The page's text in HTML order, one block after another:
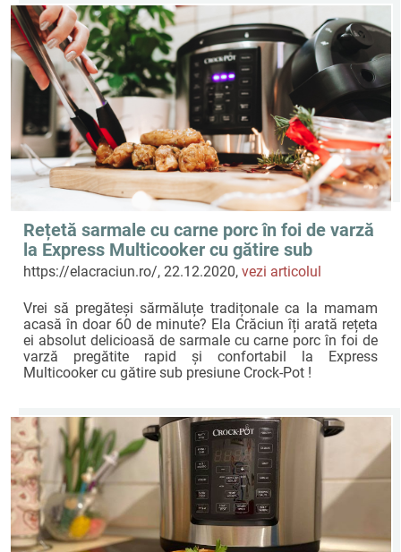
Rețetă sarmale cu carne porc în foi de varză
la Express Multicooker cu gătire sub
presiune Crock-Pot by Ela Crăciun
https://elacraciun.ro/, 22.12.2020,vezi articolul
Vrei să pregăteși sărmăluțe tradițonale ca la mamam
acasă în doar 60 de minute? Ela Crăciun îți arată rețeta
ei absolut delicioasă de sarmale cu carne porc în foi de
varză pregătite rapid și confortabil la Express
Multicooker cu gătire sub presiune Crock-Pot !